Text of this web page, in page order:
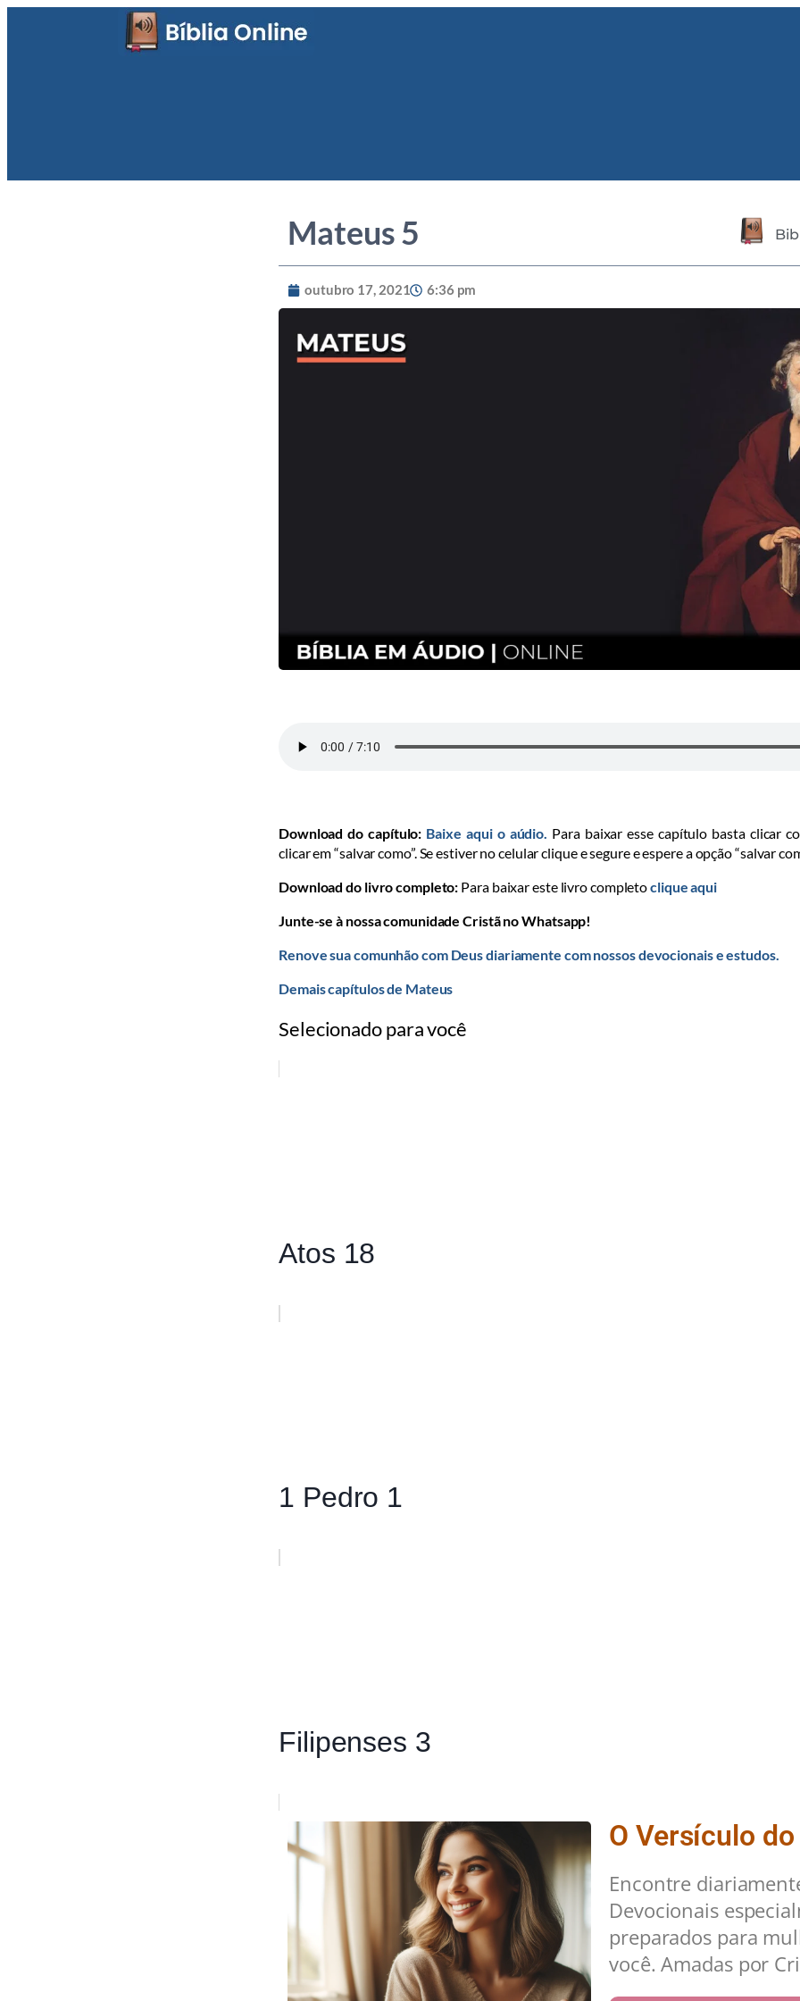
Mateus 5
outubro 17, 2021 6:36 pm
Download do capítulo: Baixe aqui o aúdio. Para baixar esse capítulo basta clicar
clicar em “salvar como”. Se estiver no celular clique e segure e espere a opção “salvar
Download do livro completo: Para baixar este livro completoclique aqui
Junte-se à nossa comunidade Cristã no Whatsapp!
Renove sua comunhão com Deus diariamente com nossos devocionais e estudos.
Demais capítulos de Mateus
Selecionado para você
Atos 18
1 Pedro 1
Filipenses 3
O Versículo do
Encontre
Devocionais
preparados para
você. Amadas por